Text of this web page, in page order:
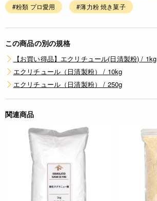
#粉類 プロ愛用 #薄力粉 焼き菓子
この商品の別の規格
【お買い得品】エクリチュール(日清製粉) / 1kg
エクリチュール（日清製粉） / 10kg
エクリチュール（日清製粉） / 250g
関連商品